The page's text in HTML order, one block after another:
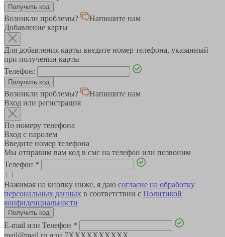
Возникли проблемы?
Напишите нам
Добавление карты
Для добавления карты введите номер телефона, указанный
при получении карты
Телефон:
Возникли проблемы?
Напишите нам
Вход или регистрация
По номеру телефона
Вход с паролем
Введите номер телефона
Мы отправим вам код в смс на телефон или позвоним
Телефон *
Нажимая на кнопку ниже, я даю согласие на обработку
персональных данных в соответствии с Политикой
конфиденциальности
E-mail или Телефон *